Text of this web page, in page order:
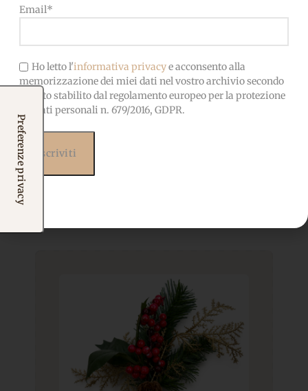
Potrebbero interessarti
Email*
Ho letto l'informativa privacye acconsento alla
memorizzazione dei miei dati nel vostro archivio secondo
quanto stabilito dal regolamento europeo per la protezione
dei dati personali n. 679/2016, GDPR.